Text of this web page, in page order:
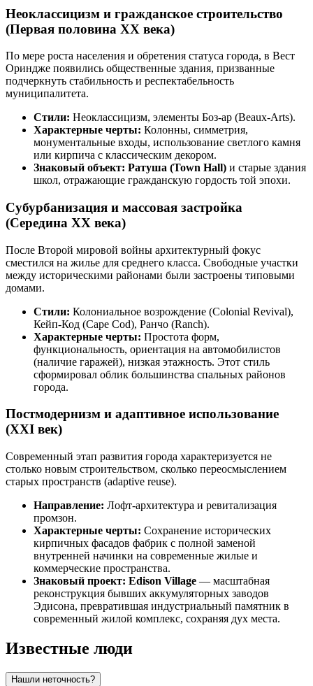
Неоклассицизм и гражданское строительство
(Первая половина XX века)
По мере роста населения и обретения статуса города, в Вест
Ориндже появились общественные здания, призванные
подчеркнуть стабильность и респектабельность
муниципалитета.
Стили: Неоклассицизм, элементы Боз-ар (Beaux-Arts).
Характерные черты: Колонны, симметрия,
монументальные входы, использование светлого камня
или кирпича с классическим декором.
Знаковый объект: Ратуша (Town Hall) и старые здания
школ, отражающие гражданскую гордость той эпохи.
Субурбанизация и массовая застройка
(Середина XX века)
После Второй мировой войны архитектурный фокус
сместился на жилье для среднего класса. Свободные участки
между историческими районами были застроены типовыми
домами.
Стили: Колониальное возрождение (Colonial Revival),
Кейп-Код (Cape Cod), Ранчо (Ranch).
Характерные черты: Простота форм,
функциональность, ориентация на автомобилистов
(наличие гаражей), низкая этажность. Этот стиль
сформировал облик большинства спальных районов
города.
Постмодернизм и адаптивное использование
(XXI век)
Современный этап развития города характеризуется не
столько новым строительством, сколько переосмыслением
старых пространств (adaptive reuse).
Направление: Лофт-архитектура и ревитализация
промзон.
Характерные черты: Сохранение исторических
кирпичных фасадов фабрик с полной заменой
внутренней начинки на современные жилые и
коммерческие пространства.
Знаковый проект: Edison Village — масштабная
реконструкция бывших аккумуляторных заводов
Эдисона, превратившая индустриальный памятник в
современный жилой комплекс, сохраняя дух места.
Известные люди
Нашли неточность?